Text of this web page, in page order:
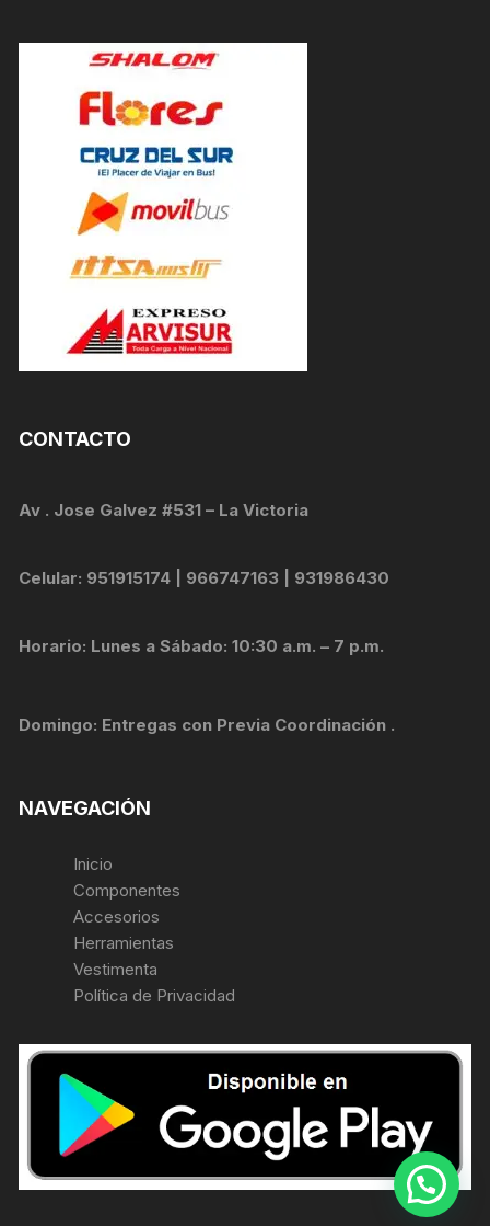
CONTACTO
Av . Jose Galvez #531 – La Victoria
Celular: 951915174 | 966747163 | 931986430
Horario: Lunes a Sábado: 10:30 a.m. – 7 p.m.
Domingo: Entregas con Previa Coordinación .
NAVEGACIÓN
Inicio
Componentes
Accesorios
Herramientas
Vestimenta
Política de Privacidad